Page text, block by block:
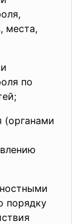
места,
по
(органами
порядку